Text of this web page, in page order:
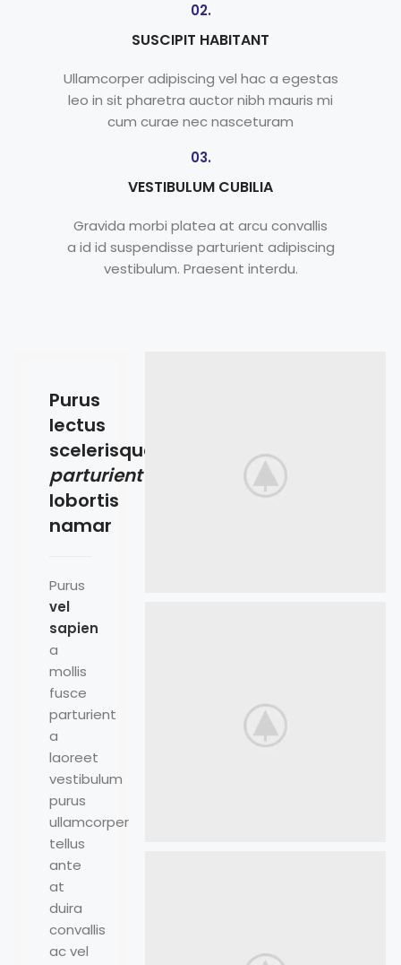
02.
SUSCIPIT HABITANT
Ullamcorper adipiscing vel hac a egestas
leo in sit pharetra auctor nibh mauris mi
cum curae nec nasceturam
03.
VESTIBULUM CUBILIA
Gravida morbi platea at arcu convallis
a id id suspendisse parturient adipiscing
vestibulum. Praesent interdu.
Purus
lectus
scelerisque
parturient
lobortis
namar
Purus
vel
sapien
a
mollis
fusce
parturient
a
laoreet
vestibulum
purus
ullamcorper
tellus
ante
at
duira
convallis
ac vel